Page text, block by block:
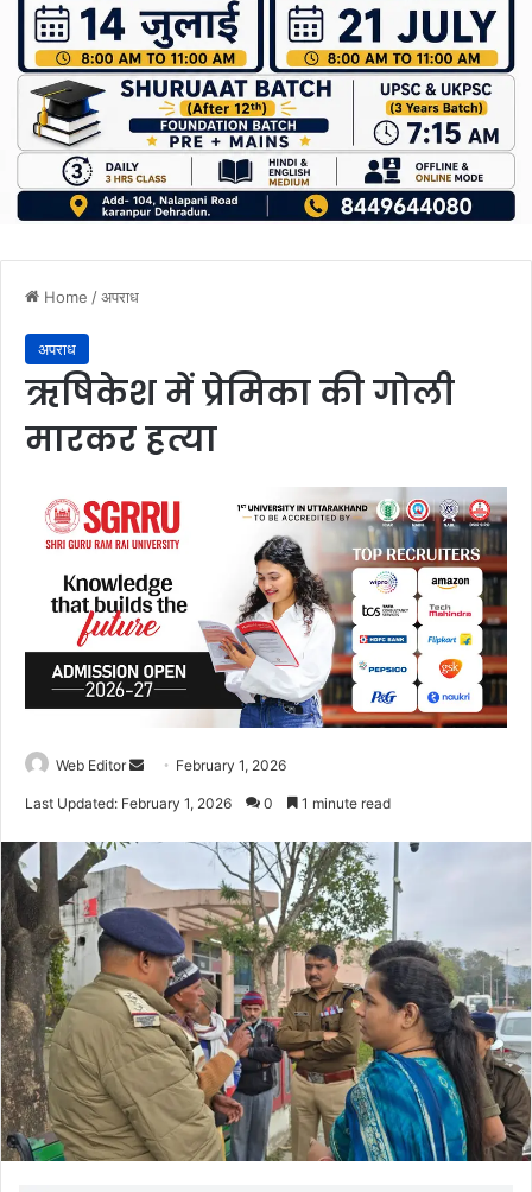
Home /अपराध
अपराध
ऋषिकेश में प्रेमिका की गोली
मारकर हत्या
Web Editor
a
n
m
a
i
l
February 1, 2026
Last Updated: February 1, 2026 0 1 minute read